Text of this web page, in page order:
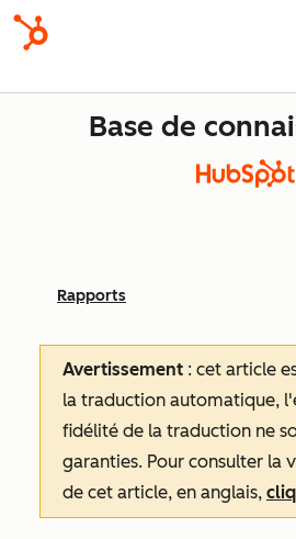
Base de
Rapports
Avertissement : cet article
la traduction automatique,
fidélité de la traduction ne
garanties. Pour consulter la
de cet article, en anglais,